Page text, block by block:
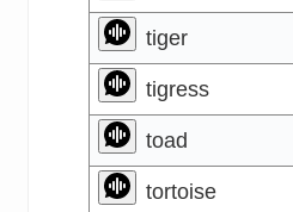
tiger
tigress
toad
tortoise